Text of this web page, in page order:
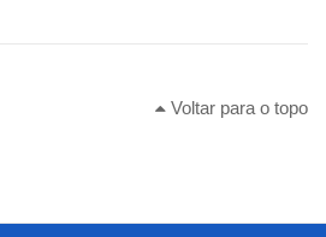
Voltar para o topo